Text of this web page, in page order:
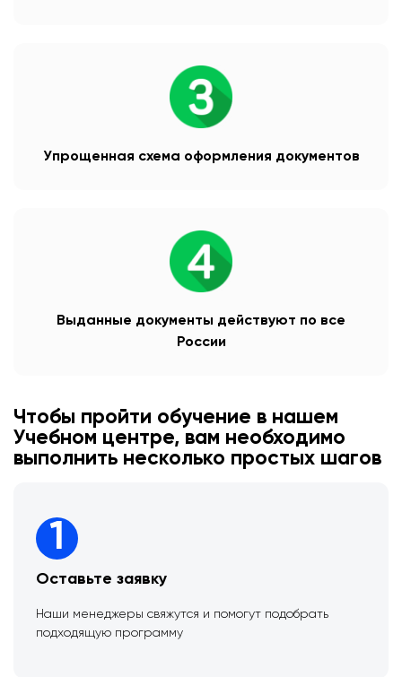
Упрощенная схема оформления документов
Выданные документы действуют по все
России
Чтобы пройти обучение в нашем
Учебном центре, вам необходимо
выполнить несколько простых шагов
1
Оставьте заявку
Наши менеджеры свяжутся и помогут подобрать
подходящую программу